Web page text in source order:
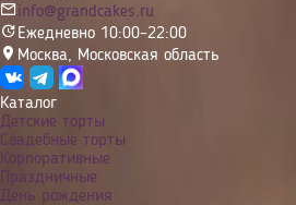
info@grandcakes.ru
Ежедневно 10:00–22:00
Москва, Московская область
Каталог
Детские торты
Свадебные торты
Корпоративные
Праздничные
День рождения